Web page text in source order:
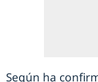
Según ha